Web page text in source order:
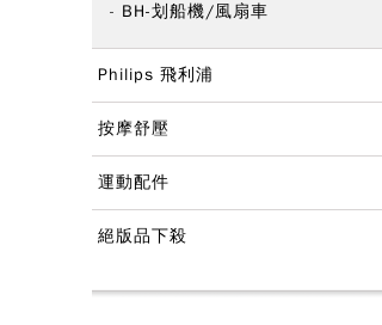
BH-划船機/風扇車
Philips 飛利浦
按摩舒壓
運動配件
絕版品下殺